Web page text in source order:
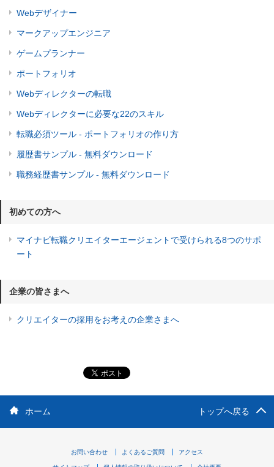
Webデザイナー
マークアップエンジニア
ゲームプランナー
ポートフォリオ
Webディレクターの転職
Webディレクターに必要な22のスキル
転職必須ツール - ポートフォリオの作り方
履歴書サンプル - 無料ダウンロード
職務経歴書サンプル - 無料ダウンロード
初めての方へ
マイナビ転職クリエイターエージェントで受けられる8つのサポ
ート
企業の皆さまへ
クリエイターの採用をお考えの企業さまへ
ホーム トップへ戻る
お問い合わせ よくあるご質問 アクセス